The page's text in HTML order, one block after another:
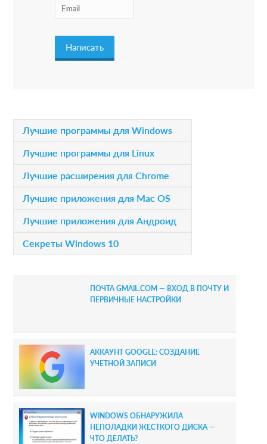
i
o
n
P
m
y
e
b
a
r
Лучшие программы для Windows
Лучшие программы для Linux
Лучшие расширения для Chrome
Лучшие приложения для Mac OS
Лучшие приложения для Андроид
Секреты Windows 10
ПОЧТА GMAIL.COM — ВХОД В ПОЧТУ И
ПЕРВИЧНЫЕ НАСТРОЙКИ
АККАУНТ GOOGLE: СОЗДАНИЕ
УЧЕТНОЙ ЗАПИСИ
WINDOWS ОБНАРУЖИЛА
НЕПОЛАДКИ ЖЕСТКОГО ДИСКА —
ЧТО ДЕЛАТЬ?